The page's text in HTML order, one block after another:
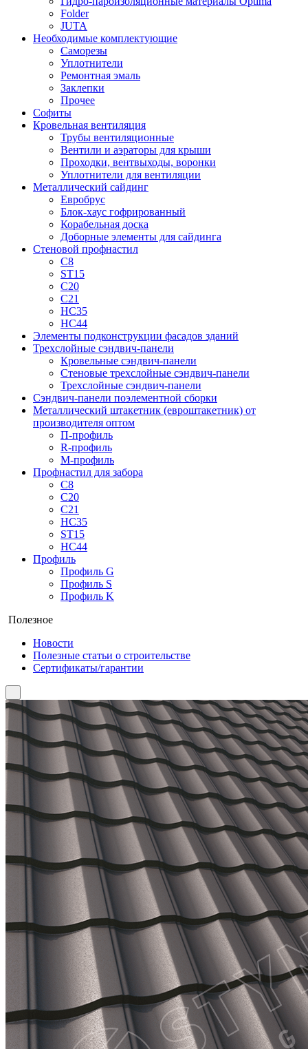
Folder
JUTA
Необходимые комплектующие
Саморезы
Уплотнители
Ремонтная эмаль
Заклепки
Прочее
Софиты
Кровельная вентиляция
Трубы вентиляционные
Вентили и аэраторы для крыши
Проходки, вентвыходы, воронки
Уплотнители для вентиляции
Металлический сайдинг
Евробрус
Блок-хаус гофрированный
Корабельная доска
Доборные элементы для сайдинга
Стеновой профнастил
С8
ST15
С20
С21
НС35
НС44
Элементы подконструкции фасадов зданий
Трехслойные сэндвич-панели
Кровельные сэндвич-панели
Стеновые трехслойные сэндвич-панели
Трехслойные сэндвич-панели
Сэндвич-панели поэлементной сборки
Металлический штакетник (евроштакетник) от
производителя оптом
П-профиль
R-профиль
М-профиль
Профнастил для забора
С8
С20
С21
НС35
ST15
НС44
Профиль
Профиль G
Профиль S
Профиль K
Полезное
Новости
Полезные статьи о строительстве
Сертификаты/гарантии